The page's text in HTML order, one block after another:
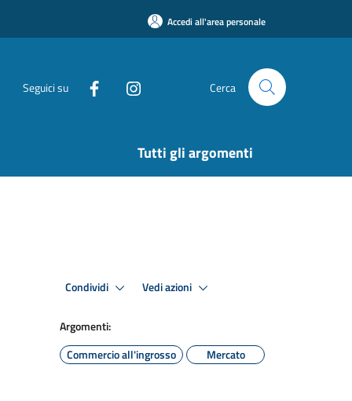
Accedi all'area personale
Seguici su Cerca
Tutti gli argomenti
Condividi Vedi azioni
Argomenti:
Commercio all'ingrosso
Mercato